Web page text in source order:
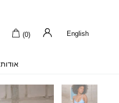
(0) English
אודות